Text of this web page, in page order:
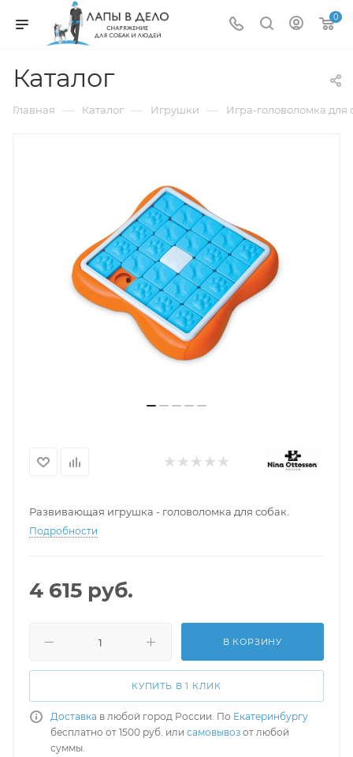
0
Каталог
Главная — Каталог — Игрушки — Игра-головоломка для
Развивающая игрушка - головоломка для собак.
Подробности
4 615 руб.
В КОРЗИНУ
КУПИТЬ В 1 КЛИК
Доставка в любой город России. По Екатеринбургу
бесплатно от 1500 руб. или самовывоз от любой
суммы.